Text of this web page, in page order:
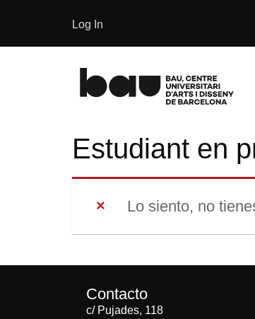
Log In
Estudiant en
Lo siento, no
Contacto
c/ Pujades, 118